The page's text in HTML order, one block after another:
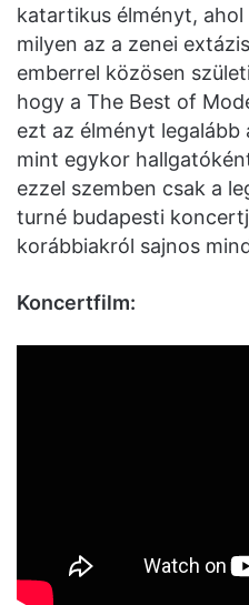
katartikus élményt,
milyen az a zenei
emberrel közösen
hogy a The Best of
ezt az élményt legalább
mint egykor
ezzel szemben csak a
turné budapesti
korábbiakról sajnos
Koncertfilm: